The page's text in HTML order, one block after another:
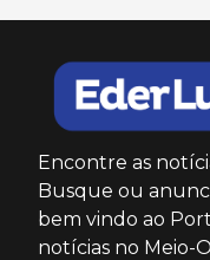
Encontre as
Busque ou
bem vindo ao
notícias no Meio-